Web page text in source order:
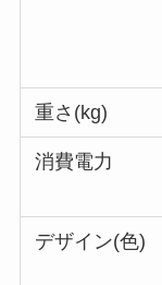
重さ(kg)
消費電力
デザイン(色)